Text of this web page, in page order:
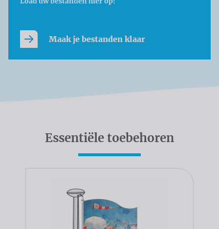
Maak je bestanden klaar
Essentiële toebehoren